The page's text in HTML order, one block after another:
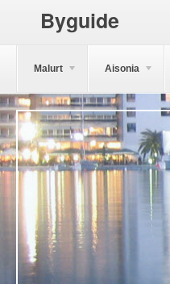
Byguide
Malurt Aisonia